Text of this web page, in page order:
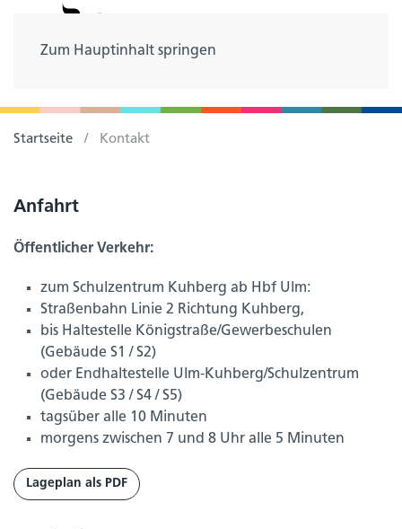
Zum Hauptinhalt springen
Startseite Kontakt
Anfahrt
Öffentlicher Verkehr:
zum Schulzentrum Kuhberg ab Hbf Ulm:
Straßenbahn Linie 2 Richtung Kuhberg,
bis Haltestelle Königstraße/Gewerbeschulen
(Gebäude S1 / S2)
oder Endhaltestelle Ulm-Kuhberg/Schulzentrum
(Gebäude S3 / S4 / S5)
tagsüber alle 10 Minuten
morgens zwischen 7 und 8 Uhr alle 5 Minuten
Lageplan als PDF